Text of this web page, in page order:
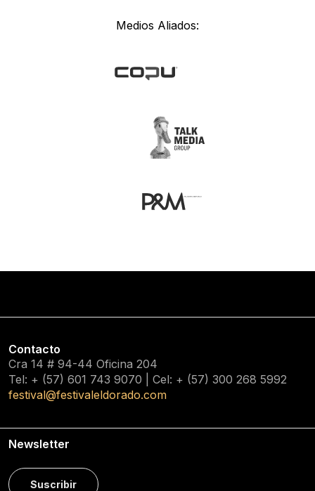
Medios Aliados:
Contacto
Cra 14 # 94-44 Oficina 204
Tel: + (57) 601 743 9070 | Cel: + (57) 300 268 5992
festival@festivaleldorado.com
Newsletter
Suscribir